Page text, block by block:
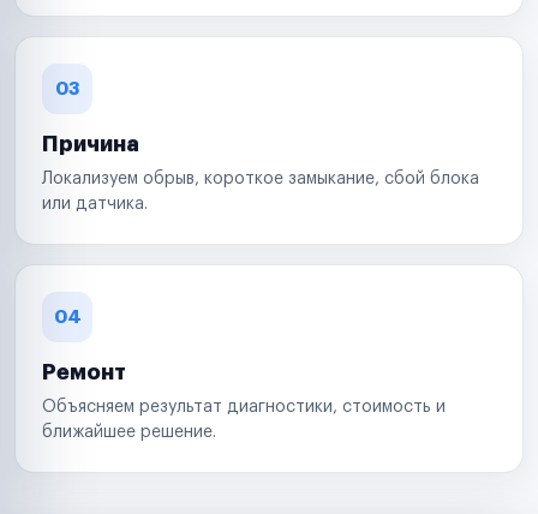
03
Причина
Локализуем обрыв, короткое замыкание, сбой блока
или датчика.
04
Ремонт
Объясняем результат диагностики, стоимость и
ближайшее решение.